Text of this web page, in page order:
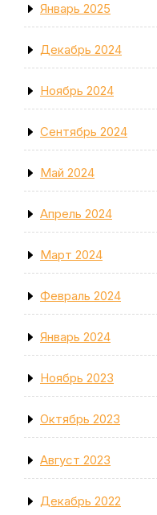
Январь 2025
Декабрь 2024
Ноябрь 2024
Сентябрь 2024
Май 2024
Апрель 2024
Март 2024
Февраль 2024
Январь 2024
Ноябрь 2023
Октябрь 2023
Август 2023
Декабрь 2022